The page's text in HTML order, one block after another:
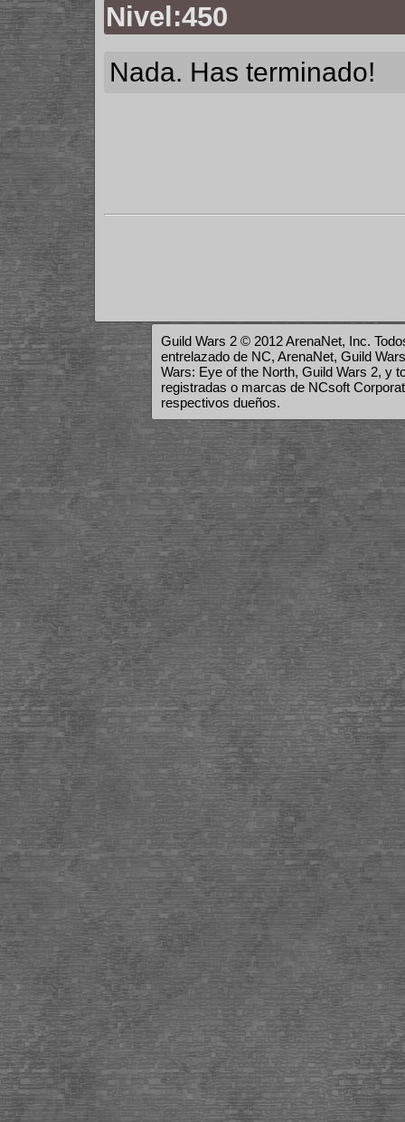
Nivel:450
Nada. Has terminado!
Guild Wars 2 © 2012 ArenaNet, Inc.
entrelazado de NC, ArenaNet, Guild
Wars: Eye of the North, Guild Wars 2, y
registradas o marcas de NCsoft
respectivos dueños.